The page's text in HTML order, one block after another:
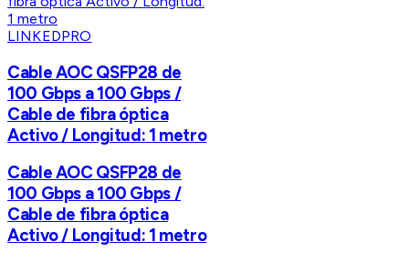
LINKEDPRO
Cable AOC QSFP28 de
100 Gbps a 100 Gbps /
Cable de fibra óptica
Activo / Longitud: 1 metro
Cable AOC QSFP28 de
100 Gbps a 100 Gbps /
Cable de fibra óptica
Activo / Longitud: 1 metro